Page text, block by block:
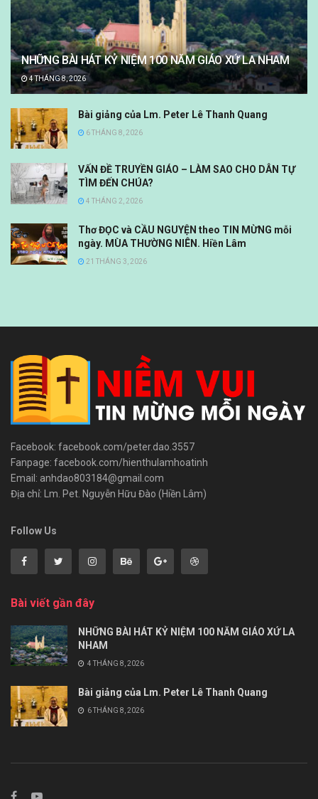
NHỮNG BÀI HÁT KỶ NIỆM 100 NĂM GIÁO XỨ LA NHAM
4 THÁNG 8, 2026
Bài giảng của Lm. Peter Lê Thanh Quang
6 THÁNG 8, 2026
VẤN ĐỀ TRUYỀN GIÁO – LÀM SAO CHO DÂN TỰ
TÌM ĐẾN CHÚA?
4 THÁNG 2, 2026
Thơ ĐỌC và CẦU NGUYỆN theo TIN MỪNG mỗi
ngày. MÙA THƯỜNG NIÊN. Hiền Lâm
21 THÁNG 3, 2026
Facebook: facebook.com/peter.dao.3557
Fanpage: facebook.com/hienthulamhoatinh
Email: anhdao803184@gmail.com
Địa chỉ: Lm. Pet. Nguyễn Hữu Đào (Hiền Lâm)
Follow Us
Bài viết gần đây
NHỮNG BÀI HÁT KỶ NIỆM 100 NĂM GIÁO XỨ LA
NHAM
4 THÁNG 8, 2026
Bài giảng của Lm. Peter Lê Thanh Quang
6 THÁNG 8, 2026